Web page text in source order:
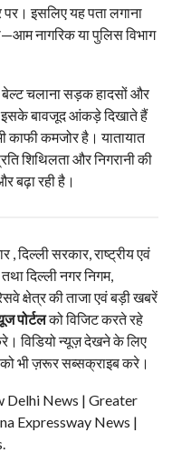
इसलिए यह पता लगाना
नागरिक या पुलिस विभाग
बेल्ट चलाना सड़क हादसों और
इसके बावजूद आंकड़े दिखाते हैं
काफी कमजोर है। यातायात
शिथिलता और निगरानी की
बढ़ा रही है।
, दिल्ली सरकार, राष्ट्रीय एवं
दिल्ली नगर निगम,
क्षेत्र की ताजा एवं बड़ी खबरें
पोर्टलको विजिट करते रहे
विडियो न्यूज़ देखने के लिए
भी ज़रूर सब्सक्राइब करे।
Delhi News | Greater
Expressway News |